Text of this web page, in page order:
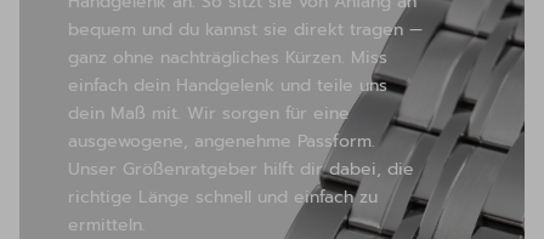
bequem und du kannst sie direkt tragen —
ganz ohne nachträgliches Kürzen. Miss
einfach dein Handgelenk und teile uns
dein Maß mit. Wir sorgen für eine
ausgewogene, angenehme Passform.
Unser Größenratgeber hilft dir dabei, die
richtige Länge schnell und einfach zu
ermitteln.